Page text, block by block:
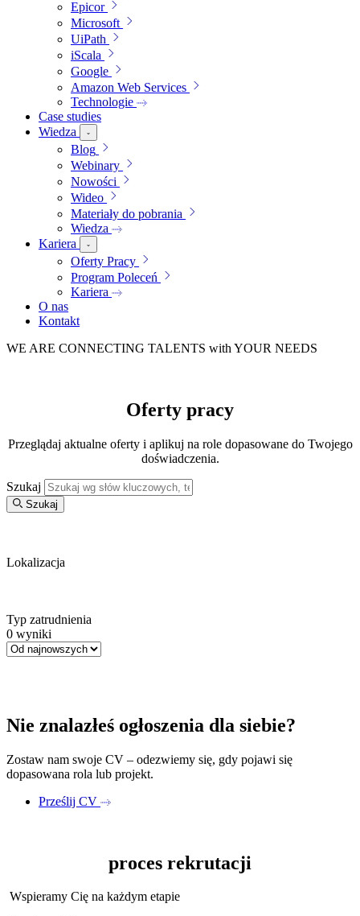
Epicor
Microsoft
UiPath
iScala
Google
Amazon Web Services
Technologie
Case studies
Wiedza
Blog
Webinary
Nowości
Wideo
Materiały do pobrania
Wiedza
Kariera
Oferty Pracy
Program Poleceń
Kariera
O nas
Kontakt
WE ARE CONNECTING TALENTS with YOUR NEEDS
Oferty pracy
Przeglądaj aktualne oferty i aplikuj na role dopasowane do Twojego
doświadczenia.
Szukaj
Szukaj
Lokalizacja
Typ zatrudnienia
0 wyniki
Nie znalazłeś ogłoszenia dla siebie?
Zostaw nam swoje CV – odezwiemy się, gdy pojawi się
dopasowana rola lub projekt.
Prześlij CV
proces rekrutacji
Wspieramy Cię na każdym etapie